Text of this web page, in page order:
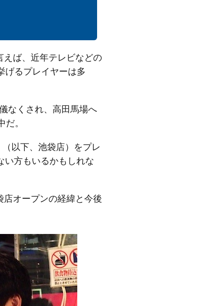
ば、近年テレビなどの
げるプレイヤーは多
なくされ、高田馬場へ
。
以下、池袋店）をプレ
い方もいるかもしれな
店オープンの経緯と今後